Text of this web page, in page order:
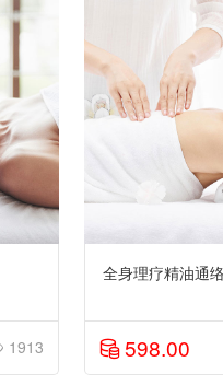
1913
全身理疗精油通
598.00